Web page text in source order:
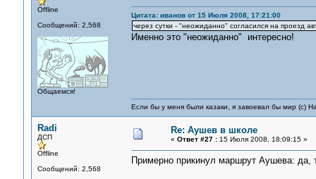
Offline
Сообщений: 2,568
Общаемся!
Цитата: иванов от 15 Июля 2008, 17:21:00
через сутки - "неожиданно" согласился на проезд
Именно это "неожиданно" интересно!
Если бы у меня были казаки, я завоевал бы мир (с)
Radi
ДСП
Offline
Сообщений: 2,568
Re: Аушев в школе
« Ответ #27 :15 Июля 2008, 18:09:15 »
Примерно прикинул маршрут Аушева: да,